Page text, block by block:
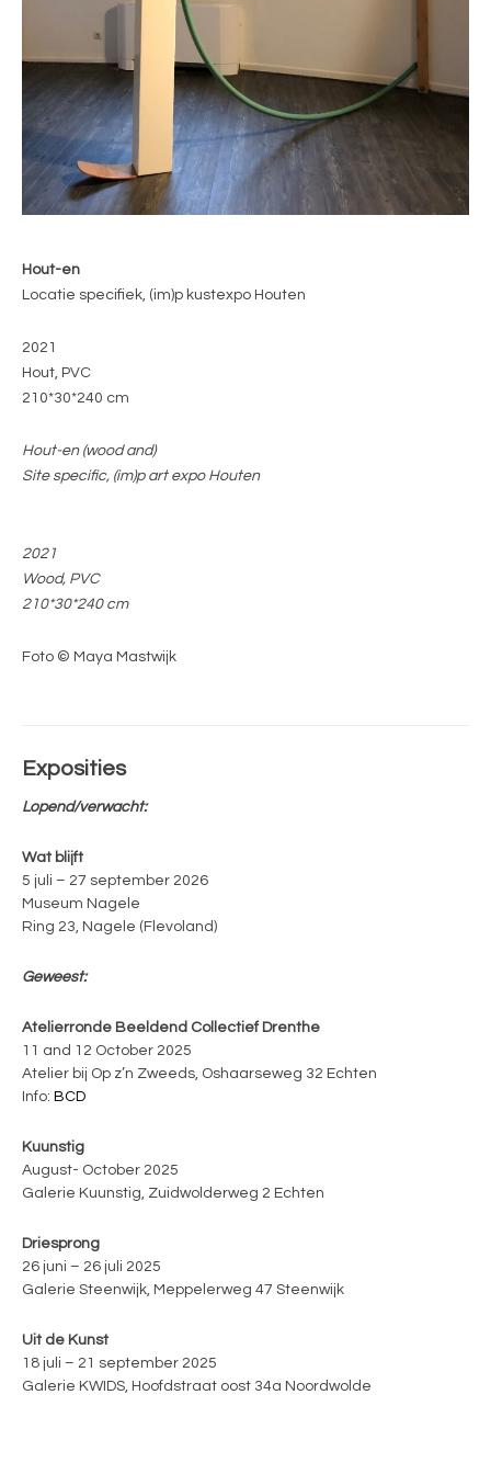
Hout-en
Locatie specifiek, (im)p kustexpo Houten
2021
Hout, PVC
210*30*240 cm
Hout-en (wood and)
Site specific, (im)p art expo Houten
2021
Wood, PVC
210*30*240 cm
Foto © Maya Mastwijk
Exposities
Lopend/verwacht:
Wat blijft
5 juli – 27 september 2026
Museum Nagele
Ring 23, Nagele (Flevoland)
Geweest:
Atelierronde Beeldend Collectief Drenthe
11 and 12 October 2025
Atelier bij Op z’n Zweeds, Oshaarseweg 32 Echten
Info: BCD
Kuunstig
August- October 2025
Galerie Kuunstig, Zuidwolderweg 2 Echten
Driesprong
26 juni – 26 juli 2025
Galerie Steenwijk, Meppelerweg 47 Steenwijk
Uit de Kunst
18 juli – 21 september 2025
Galerie KWIDS, Hoofdstraat oost 34a Noordwolde